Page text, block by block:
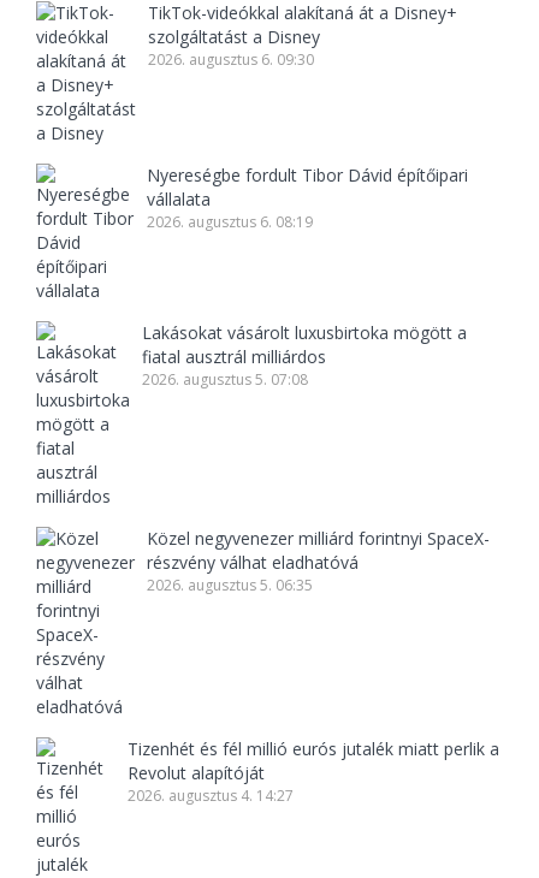
TikTok-videókkal alakítaná át a Disney+
szolgáltatást a Disney
2026. augusztus 6. 09:30
Nyereségbe fordult Tibor Dávid építőipari
vállalata
2026. augusztus 6. 08:19
Lakásokat vásárolt luxusbirtoka mögött a
fiatal ausztrál milliárdos
2026. augusztus 5. 07:08
Közel negyvenezer milliárd forintnyi SpaceX-
részvény válhat eladhatóvá
2026. augusztus 5. 06:35
Tizenhét és fél millió eurós jutalék miatt perlik a
Revolut alapítóját
2026. augusztus 4. 14:27